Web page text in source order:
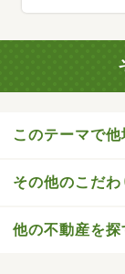
このテーマで
その他のこだ
他の不動産を探